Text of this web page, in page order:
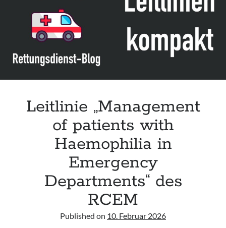
Assessment and Management in the Emergency Department“ der IAEM
Leitlinie „Use of VV ECMO in paediatric patients for the treatment of
acute respiratory failure“ der Polish Society of Anaesthesiology and
Intensive Therapy
Leitlinie „Management of Hypercalcaemia in Adult Patients in the
Emergency Department“ der IAEM
Leitlinie „Behavioural Emergencies in Emergency Departments“ der IFEM
Leitlinie „Management
of patients with
Haemophilia in
Emergency
Departments“ des
RCEM
Published on 10. Februar 2026